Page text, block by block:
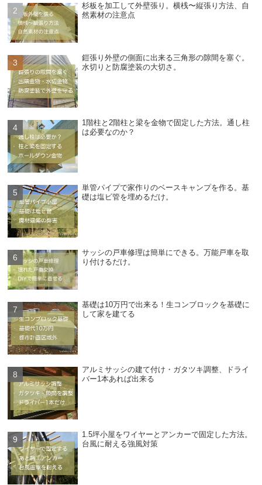
杉板を加工して外壁張り。横桟〜縦張り方法、自
然素材の注意点
鎧張り外壁の側面に出来る三角形の隙間を塞ぐ。
水切りと防腐塗装の大切さ。
1階柱と2階柱と梁を金物で固定した方法。通し柱
は必要なのか？
単管パイプで家作りのベースキャンプを作る。基
礎は塩ビ管を埋めるだけ。
サッシの戸車修理は簡単にできる。万能戸車を取
り付けるだけ。
基礎は10万円で出来る！生コンブロックを基礎に
して家を建てる
アルミサッシの建て付け・ガタツキ調整、ドライ
バー1本あれば出来る
1.5坪小屋をワイヤーとアンカーで固定した方法。
台風に耐える強風対策